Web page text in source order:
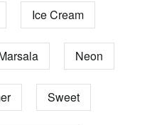
Ice Cream
Neon
Sweet